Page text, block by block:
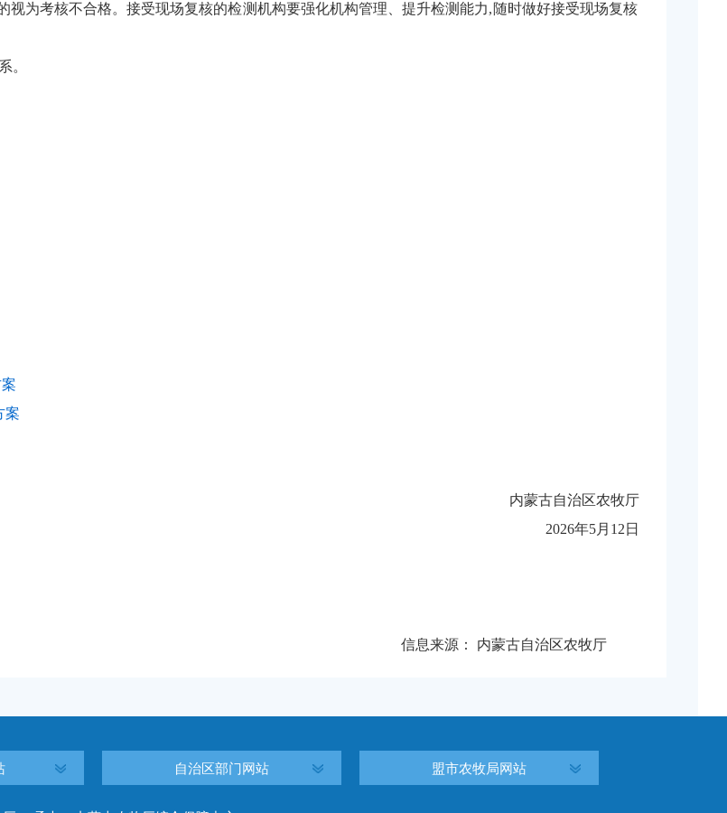
视为考核不合格。接受现场复核的检测机构要强化机构管理、提升检测能力,随时做好接受现场复核
。
案
内蒙古自治区农牧厅
2026年5月 12 日
信息来源： 内蒙古自治区农牧厅
自治区部门网站 盟市农牧局网站